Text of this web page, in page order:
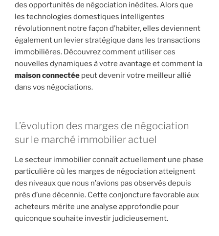
des opportunités de négociation inédites. Alors que
les technologies domestiques intelligentes
révolutionnent notre façon d’habiter, elles deviennent
également un levier stratégique dans les transactions
immobilières. Découvrez comment utiliser ces
nouvelles dynamiques à votre avantage et comment la
maison connectée peut devenir votre meilleur allié
dans vos négociations.
L’évolution des marges de négociation
sur le marché immobilier actuel
Le secteur immobilier connaît actuellement une phase
particulière où les marges de négociation atteignent
des niveaux que nous n’avions pas observés depuis
près d’une décennie. Cette conjoncture favorable aux
acheteurs mérite une analyse approfondie pour
quiconque souhaite investir judicieusement.